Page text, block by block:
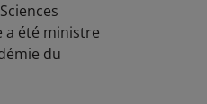
a été ministre
du